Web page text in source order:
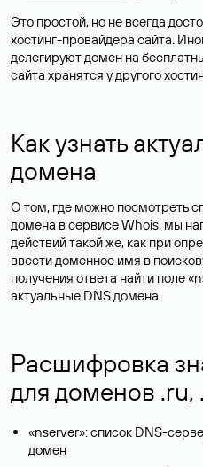
Это простой, но не всегда
хостинг-провайдера сайта.
делегируют домен на
сайта хранятся у другого
Как узнать
домена
О том, где можно посмотреть
домена в сервисе Whois, мы
действий такой же, как при
ввести доменное имя в
получения ответа найти поле
актуальные DNS домена.
Расшифровка
для доменов .ru,
«nserver»: список DNS-
домен